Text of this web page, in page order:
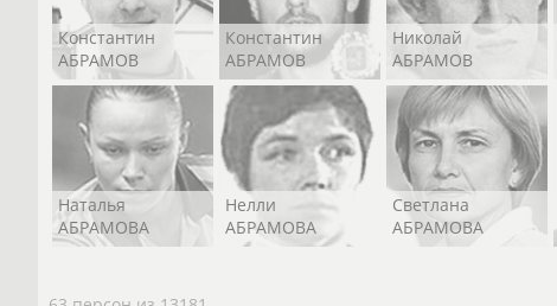
Константин
АБРАМОВ
Константин
АБРАМОВ
Николай
АБРАМОВ
Наталья
АБРАМОВА
Нелли
АБРАМОВА
Светлана
АБРАМОВА